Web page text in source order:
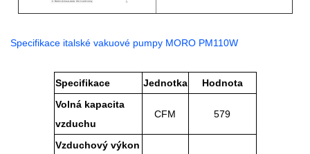
Specifikace italské vakuové pumpy MORO PM110W
Specifikace Jednotka
Hodnota
Volná kapacita
vzduchu
CFM 579
Vzduchový výkon